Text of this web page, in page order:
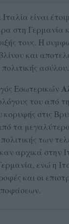
είναι
στη Γερμανία
τους. Η
και
ασύλου.
Εσωτερικών
του από
στις
τα
των
αρχικά στην
ενώ η
και οι